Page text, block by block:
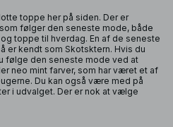
toppe her på siden. Der er
følger den seneste mode, både
toppe til hverdag. En af de seneste
er kendt som Skotsktern. Hvis du
følge den seneste mode ved at
neo mint farver, som har været et af
Du kan også være med på
i udvalget. Der er nok at vælge